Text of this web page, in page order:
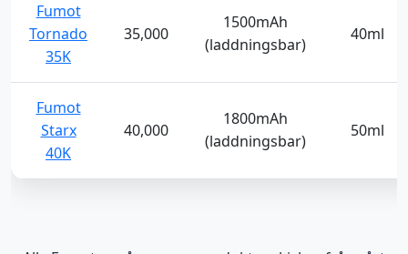
Fumot
Tornado
35K
35,000
1500mAh
(laddningsbar)
40ml
Fumot
Starx
40K
40,000
1800mAh
(laddningsbar)
50ml